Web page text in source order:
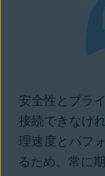
安全性とプラ
接続できなけ
理速度とパフ
るため、常に